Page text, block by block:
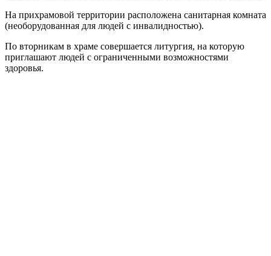
На прихрамовой территории расположена санитарная комната
(необорудованная для людей с инвалидностью).
По вторникам в храме совершается литургия, на которую
приглашают людей с ограниченными возможностями
здоровья.